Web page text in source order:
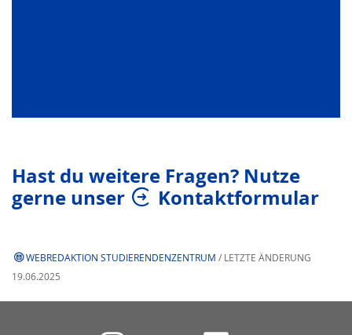
Hast du weitere Fragen? Nutze
gerne unser
Kontaktformular
WEBREDAKTION STUDIERENDENZENTRUM / LETZTE ÄNDERUNG
19.06.2025